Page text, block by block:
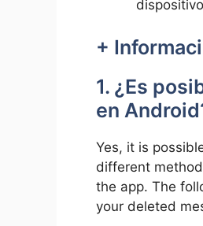
+
1. ¿Es
en
Yes, it is
different
the app. The
your deleted